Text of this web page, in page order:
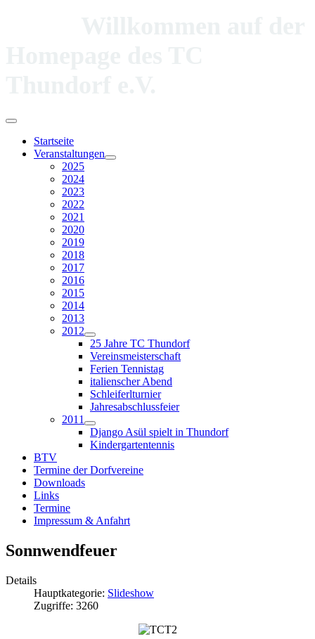
Startseite
Veranstaltungen
2025
2024
2023
2022
2021
2020
2019
2018
2017
2016
2015
2014
2013
2012
25 Jahre TC Thundorf
Vereinsmeisterschaft
Ferien Tennistag
italienscher Abend
Schleiferlturnier
Jahresabschlussfeier
2011
Django Asül spielt in Thundorf
Kindergartentennis
BTV
Termine der Dorfvereine
Downloads
Links
Termine
Impressum & Anfahrt
Sonnwendfeuer
Details
Hauptkategorie: Slideshow
Zugriffe: 3260